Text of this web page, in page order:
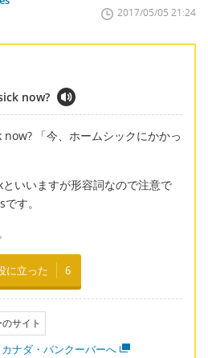
2017/05/05 21:24
now?
「今、ホームシックにかかっ
いいますが形容詞なので注意で
す。
に立った 6
サイト
ナダ・バンクーバーへ